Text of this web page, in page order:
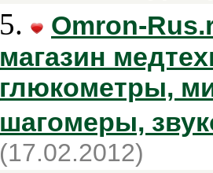
5.
Omron-
магазин
глюкометры,
шагомеры,
(17.02.2012)